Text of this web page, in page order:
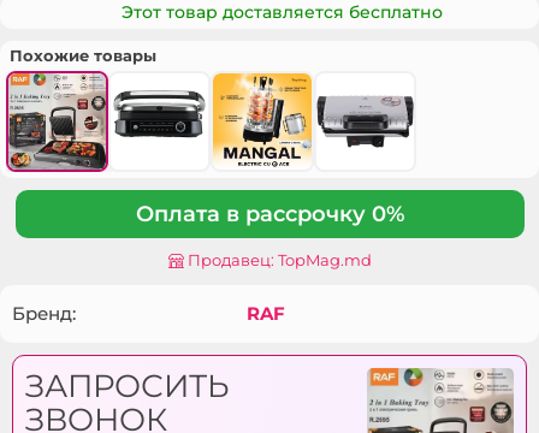
Этот товар доставляется бесплатно
Похожие товары
Оплата в рассрочку 0%
Продавец: TopMag.md
Бренд: RAF
ЗАПРОСИТЬ
ЗВОНОК